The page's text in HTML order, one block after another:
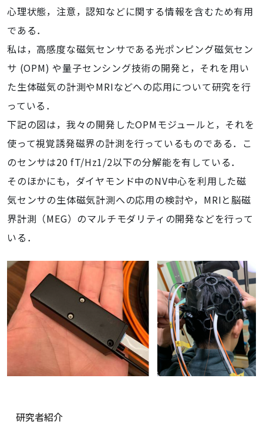
心理状態，注意，認知などに関する情報を含むため有用
である．
私は，高感度な磁気センサである光ポンピング磁気セン
サ (OPM) や量子センシング技術の開発と，それを用い
た生体磁気の計測やMRIなどへの応用について研究を行
っている．
下記の図は，我々の開発したOPMモジュールと，それを
使って視覚誘発磁界の計測を行っているものである．こ
のセンサは20 fT/Hz1/2以下の分解能を有している．
そのほかにも，ダイヤモンド中のNV中心を利用した磁
気センサの生体磁気計測への応用の検討や，MRIと脳磁
界計測（MEG）のマルチモダリティの開発などを行って
いる．
研究者紹介